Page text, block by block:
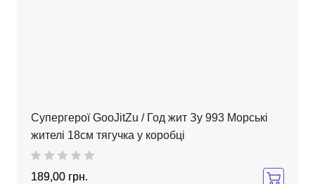
Супергерої GooJitZu / Год жит Зу 993 Морські
жителі 18см тягучка у коробці
189,00 грн.